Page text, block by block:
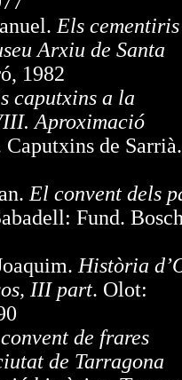
Els
Arxiu de Santa
1982
caputxins a la
Aproximació
Caputxins de Sarrià.
El convent dels
Fund.
Història
III part. Olot:
de frares
de Tarragona